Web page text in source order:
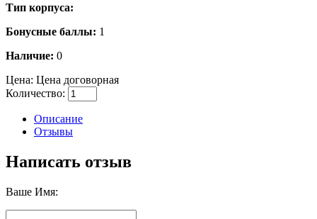
Тип корпуса:
Бонусные баллы: 1
Наличие: 0
Цена: Цена договорная
Количество:
Описание
Отзывы
Написать отзыв
Ваше Имя: